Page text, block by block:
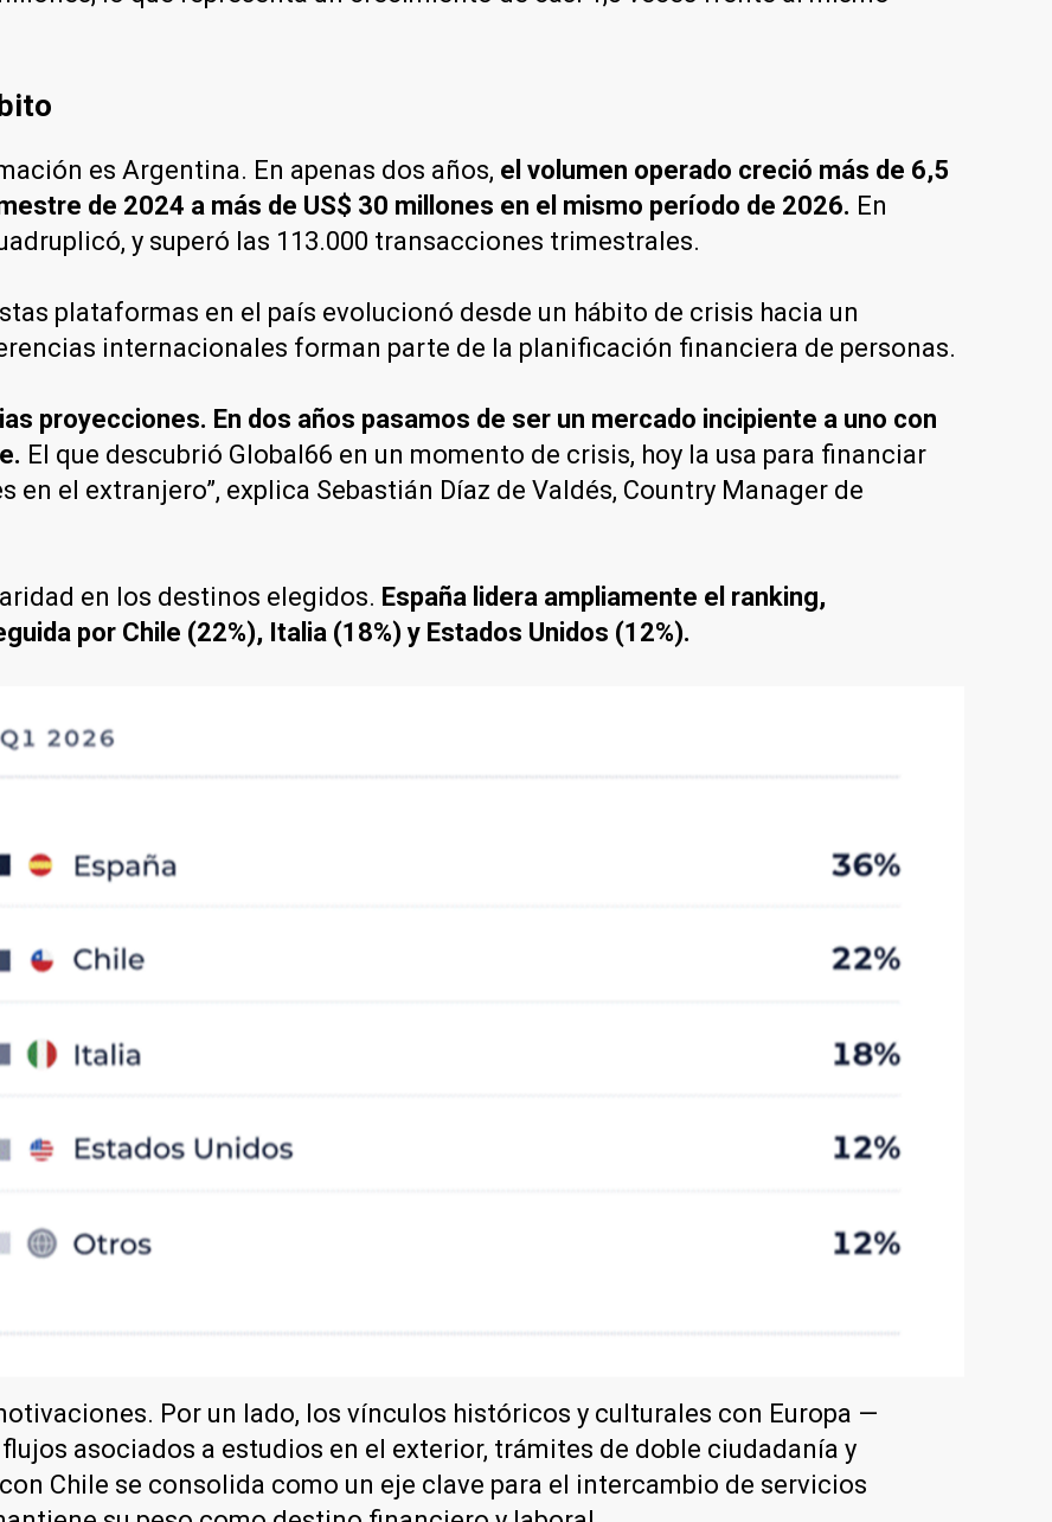
es Argentina. En apenas dos años, el volumen operado creció más de 6,5
de 2024 a más de US$ 30 millones en el mismo período de 2026. En
y superó las 113.000 transacciones trimestrales.
plataformas en el país evolucionó desde un hábito de crisis hacia un
internacionales forman parte de la planificación financiera de personas.
proyecciones. En dos años pasamos de ser un mercado incipiente a uno con
El que descubrió Global66 en un momento de crisis, hoy la usa para financiar
el extranjero”, explica Sebastián Díaz de Valdés, Country Manager de
en los destinos elegidos. España lidera ampliamente el ranking,
por Chile (22%), Italia (18%) y Estados Unidos (12%).
Por un lado, los vínculos históricos y culturales con Europa —
asociados a estudios en el exterior, trámites de doble ciudadanía y
Chile se consolida como un eje clave para el intercambio de servicios